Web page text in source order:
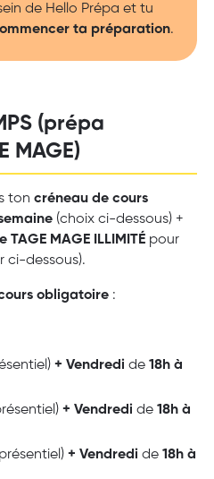
de Hello Prépa et tu
ta préparation.
(prépa
MAGE)
toncréneau de cours
(choix ci-dessous) +
TAGE MAGE ILLIMITÉ pour
ci-dessous).
obligatoire :
+ Vendredi de 18h à
+ Vendredi de 18h à
+ Vendredi de 18h à